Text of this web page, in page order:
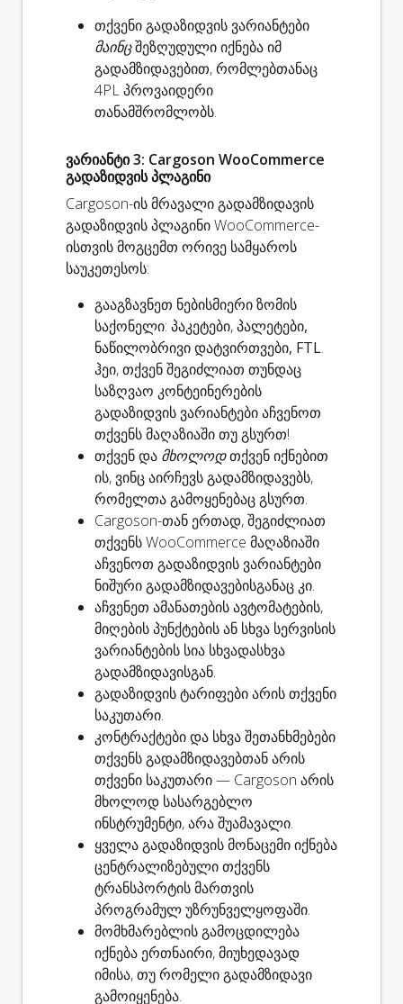
თქვენი გადაზიდვის ვარიანტები
მაინცშეზღუდული იქნება იმ
გადამზიდავებით, რომლებთანაც
4PL პროვაიდერი
თანამშრომლობს.
ვარიანტი 3: Cargoson WooCommerce
გადაზიდვის პლაგინი
Cargoson-ის მრავალი გადამზიდავის
გადაზიდვის პლაგინი WooCommerce-
ისთვის მოგცემთ ორივე სამყაროს
საუკეთესოს:
გააგზავნეთ ნებისმიერი ზომის
საქონელი: პაკეტები,პალეტები,
ნაწილობრივი დატვირთვები, FTL.
ჰეი, თქვენ შეგიძლიათ თუნდაც
საზღვაო კონტეინერების
გადაზიდვის ვარიანტები აჩვენოთ
თქვენს მაღაზიაში თუ გსურთ!
თქვენ და მხოლოდთქვენ იქნებით
ის, ვინცაირჩევს გადამზიდავებს,
რომელთა გამოყენებაც გსურთ.
Cargoson-თან ერთად, შეგიძლიათ
თქვენს WooCommerce მაღაზიაში
აჩვენოთ გადაზიდვის ვარიანტები
ნიშური გადამზიდავებისგანაც კი.
აჩვენეთ ამანათების ავტომატების,
მიღების პუნქტების ან სხვა სერვისის
ვარიანტების სია სხვადასხვა
გადამზიდავისგან.
გადაზიდვის ტარიფებიარის თქვენი
საკუთარი.
კონტრაქტები და სხვა შეთანხმებები
თქვენს გადამზიდავებთან არის
თქვენი საკუთარი — Cargoson არის
მხოლოდ სასარგებლო
ინსტრუმენტი,არა შუამავალი.
ყველა გადაზიდვისმონაცემი იქნება
ცენტრალიზებულითქვენს
ტრანსპორტის მართვის
პროგრამულ უზრუნველყოფაში.
მომხმარებლის გამოცდილება
იქნება ერთნაირი, მიუხედავად
იმისა, თუ რომელი გადამზიდავი
გამოიყენება.